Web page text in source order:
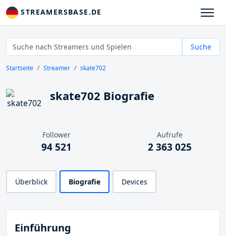
STREAMERSBASE.DE
Suche
Startseite Streamer skate702
skate702 Biografie
Follower
94 521
Aufrufe
2 363 025
Überblick Biografie Devices
Einführung